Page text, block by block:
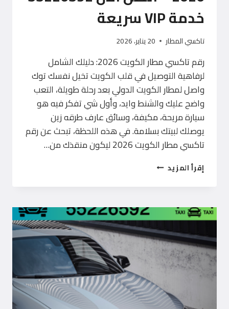
خدمة VIP سريعة
تاكسي المطار 20 يناير، 2026
رقم تاكسي مطار الكويت 2026: دليلك الشامل
لرفاهية التوصيل في قلب الكويت تخيل نفسك توك
واصل لمطار الكويت الدولي بعد رحلة طويلة، التعب
واضح عليك والشنط وايد، وأول شي تفكر فيه هو
سيارة مريحة، مكيفة، وسائق عارف طرقه زين
يوصلك لبيتك بسلامة. في هذه اللحظة، تبحث عن رقم
تاكسي مطار الكويت 2026 ليكون منقذك من…
إقرأ المزيد رقم
2026
–
اتصل
الآن
55226592
خدمة
سريعة